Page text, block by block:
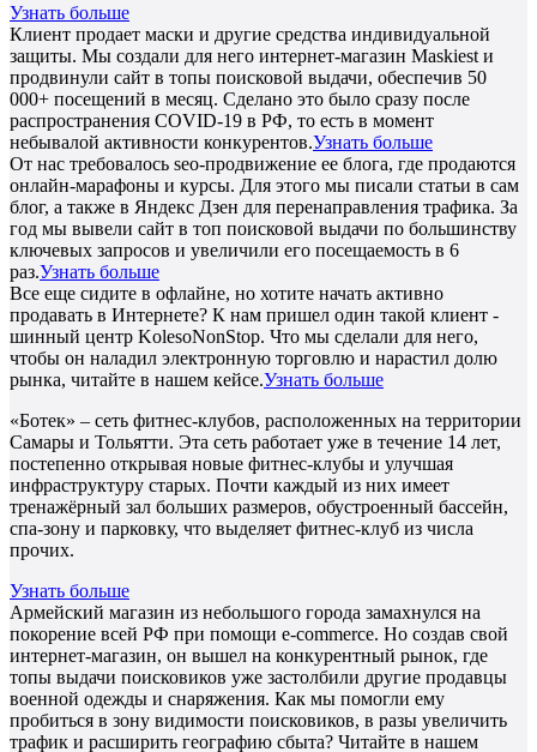
Узнать больше
Клиент продает маски и другие средства индивидуальной
защиты. Мы создали для него интернет-магазин Maskiest и
продвинули сайт в топы поисковой выдачи, обеспечив 50
000+ посещений в месяц. Сделано это было сразу после
распространения COVID-19 в РФ, то есть в момент
небывалой активности конкурентов.Узнать больше
От нас требовалось seo-продвижение ее блога, где продаются
онлайн-марафоны и курсы. Для этого мы писали статьи в сам
блог, а также в Яндекс Дзен для перенаправления трафика. За
год мы вывели сайт в топ поисковой выдачи по большинству
ключевых запросов и увеличили его посещаемость в 6
раз.Узнать больше
Все еще сидите в офлайне, но хотите начать активно
продавать в Интернете? К нам пришел один такой клиент -
шинный центр KolesoNonStop. Что мы сделали для него,
чтобы он наладил электронную торговлю и нарастил долю
рынка, читайте в нашем кейсе.Узнать больше
«Ботек» – сеть фитнес-клубов, расположенных на территории
Самары и Тольятти. Эта сеть работает уже в течение 14 лет,
постепенно открывая новые фитнес-клубы и улучшая
инфраструктуру старых. Почти каждый из них имеет
тренажёрный зал больших размеров, обустроенный бассейн,
спа-зону и парковку, что выделяет фитнес-клуб из числа
прочих.
Узнать больше
Армейский магазин из небольшого города замахнулся на
покорение всей РФ при помощи e-commerce. Но создав свой
интернет-магазин, он вышел на конкурентный рынок, где
топы выдачи поисковиков уже застолбили другие продавцы
военной одежды и снаряжения. Как мы помогли ему
пробиться в зону видимости поисковиков, в разы увеличить
трафик и расширить географию сбыта? Читайте в нашем